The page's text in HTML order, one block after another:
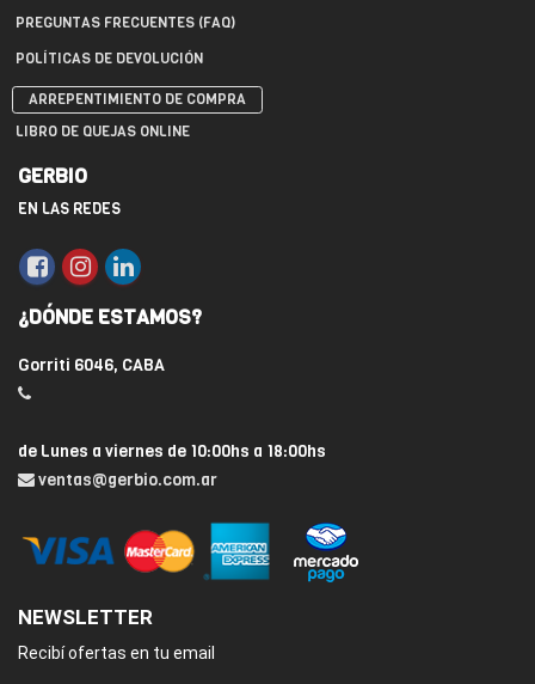
PREGUNTAS FRECUENTES (FAQ)
POLÍTICAS DE DEVOLUCIÓN
ARREPENTIMIENTO DE COMPRA
LIBRO DE QUEJAS ONLINE
GERBIO
EN LAS REDES
¿DÓNDE ESTAMOS?
Gorriti 6046, CABA
de Lunes a viernes de 10:00hs a 18:00hs
ventas@gerbio.com.ar
NEWSLETTER
Recibí ofertas en tu email